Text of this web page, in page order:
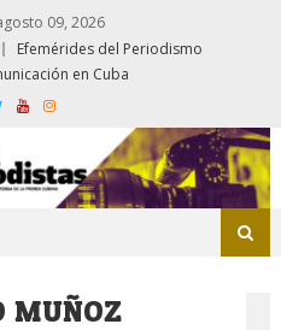
09, 2026
Efemérides del Periodismo
en Cuba
MUÑOZ